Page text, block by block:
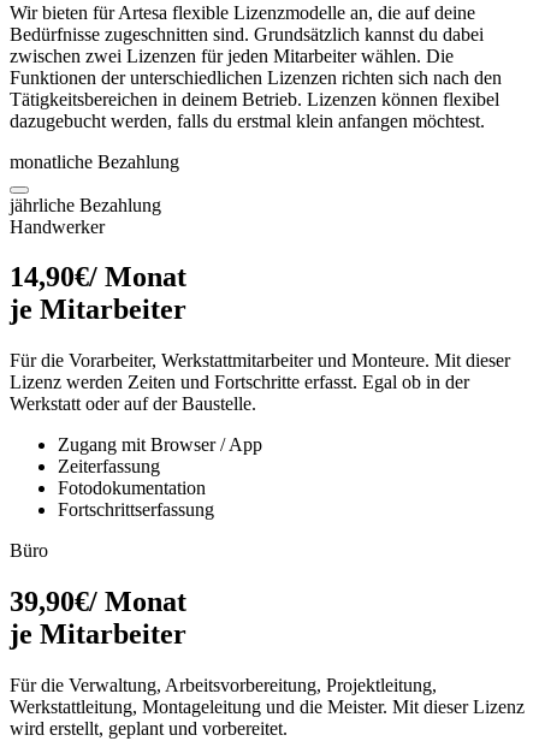
Wir bieten für Artesa flexible Lizenzmodelle an, die auf deine
Bedürfnisse zugeschnitten sind. Grundsätzlich kannst du dabei
zwischen zwei Lizenzen für jeden Mitarbeiter wählen. Die
Funktionen der unterschiedlichen Lizenzen richten sich nach den
Tätigkeitsbereichen in deinem Betrieb. Lizenzen können flexibel
dazugebucht werden, falls du erstmal klein anfangen möchtest.
monatliche Bezahlung
jährliche Bezahlung
Handwerker
14,90€/ Monat
je Mitarbeiter
Für die Vorarbeiter, Werkstattmitarbeiter und Monteure. Mit dieser
Lizenz werden Zeiten und Fortschritte erfasst. Egal ob in der
Werkstatt oder auf der Baustelle.
Zugang mit Browser / App
Zeiterfassung
Fotodokumentation
Fortschrittserfassung
Büro
39,90€/ Monat
je Mitarbeiter
Für die Verwaltung, Arbeitsvorbereitung, Projektleitung,
Werkstattleitung, Montageleitung und die Meister. Mit dieser Lizenz
wird erstellt, geplant und vorbereitet.